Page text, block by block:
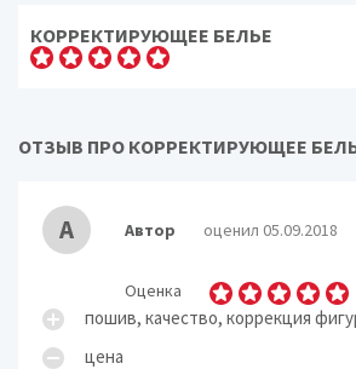
КОРРЕКТИРУЮЩЕЕ БЕЛЬЕ
ОТЗЫВ ПРО КОРРЕКТИРУЮЩЕЕ
А Автор оценил 05.09.2018
Оценка
пошив, качество, коррекция
цена